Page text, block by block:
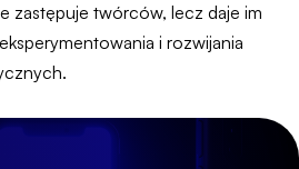
zastępuje twórców, lecz daje im
i rozwijania